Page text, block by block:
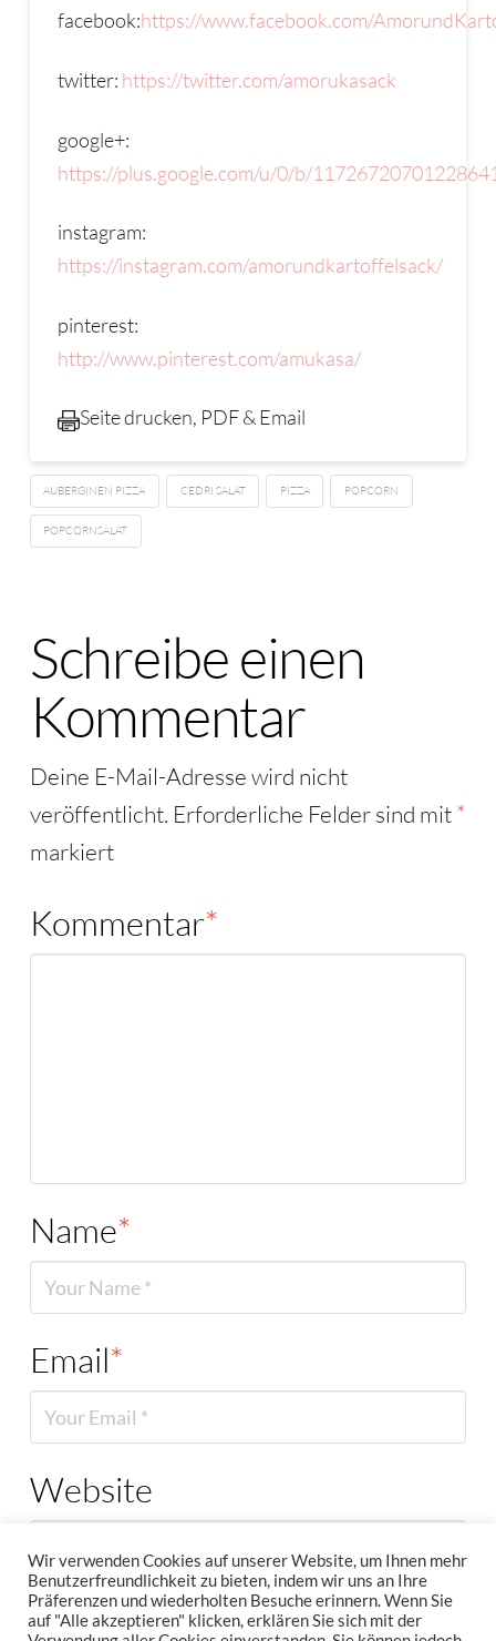
facebook:https://www.facebook.com/
twitter: https://twitter.com/amorukasack
google+:
https://plus.google.com/u/0/b/
instagram:
https://instagram.com/amorundkartoffelsack/
pinterest:
http://www.pinterest.com/amukasa/
Seite drucken, PDF & Email
AUBERGINEN PIZZA CEDRI SALAT PIZZA POPCORN
POPCORNSALAT
Schreibe einen
Kommentar
Deine E-Mail-Adresse wird nicht
veröffentlicht. Erforderliche Felder sind mit*
markiert
Kommentar*
Name*
Email*
Website
Wir verwenden Cookies auf unserer Website, um Ihnen mehr
Benutzerfreundlichkeit zu bieten, indem wir uns an Ihre
Präferenzen und wiederholten Besuche erinnern. Wenn Sie
auf "Alle akzeptieren" klicken, erklären Sie sich mit der